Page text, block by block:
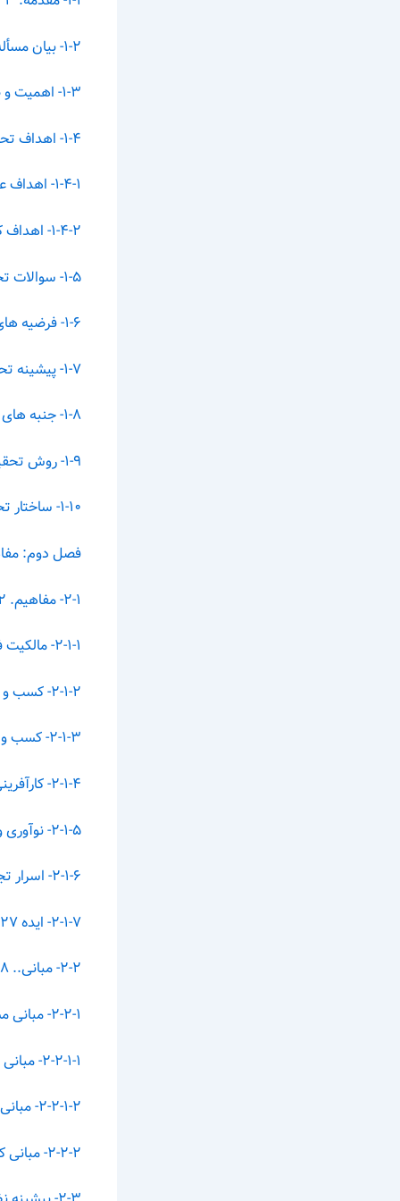
۱-۲- بیان مسأله. ۴
۱-۳- اهمیت و ضرورت تحقیق.. ۶
۱-۴- اهداف تحقیق.. ۶
۱-۴-۱- اهداف علمی.. ۶
۱-۴-۲- اهداف کاربردی.. ۷
۱-۵- سوالات تحقیق.. ۷
۱-۶- فرضیه های تحقیق.. ۷
۱-۷- پیشینه تحقیق.. ۷
۱-۸- جنبه های نوآوری تحقیق.. ۸
۱-۹- روش تحقیق.. ۹
۱-۱۰- ساختار تحقیق (سامان دهی پژوهش) ۹
فصل دوم:
۲-۱- مفاهیم. ۱۲
۲-۱-۱- مالکیت فکری.. ۱۲
۲-۱-۲- کسب و کار. ۱۸
۲-۱-۳- کسب و کار نوپا ۱۹
۲-۱-۴- کارآفرینی.. ۲۰
۲-۱-۵- نوآوری و خلاقیت… ۲۴
۲-۱-۶- اسرار تجاری.. ۲۴
۲-۱-۷- ایده ۲۷
۲-۲- مبانی.. ۲۸
۲-۲-۱- مبانی مشروعیت حقوق فکری.. ۲۸
۲-۲-۱-۱- مبانی فلسفی-حقوقی مشروعیت حقوق فکری.. ۲۸
۲-۲-۱-۲- مبانی فقهی مشروعیت حقوق فکری.. ۲۹
۲-۲-۲- مبانی کسب و کارهای نوپا ۳۰